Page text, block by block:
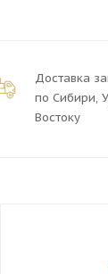
Доставка
по Сибири,
Востоку